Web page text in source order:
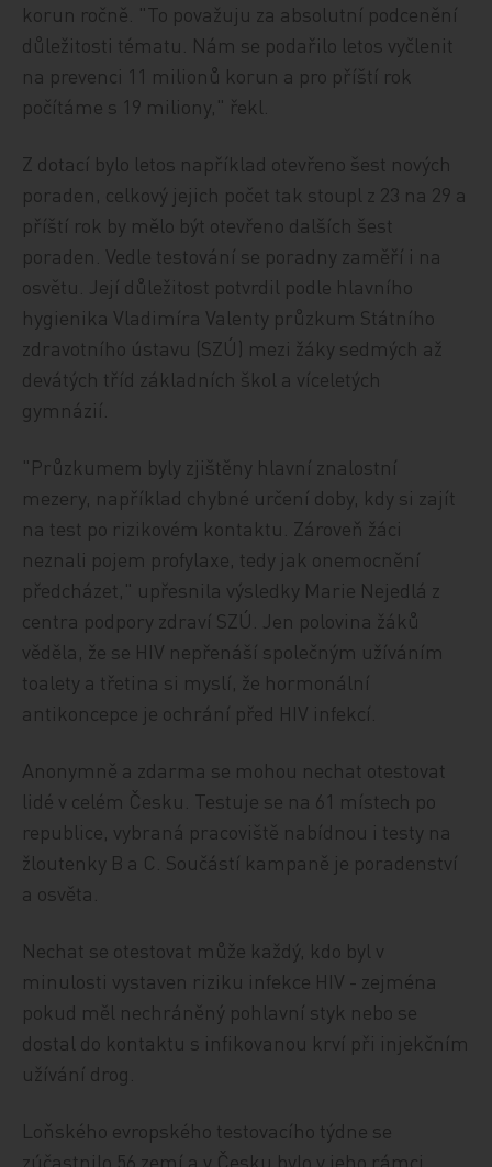
korun ročně. "To považuju za absolutní podcenění
důležitosti tématu. Nám se podařilo letos vyčlenit
na prevenci 11 milionů korun a pro příští rok
počítáme s 19 miliony," řekl.
Z dotací bylo letos například otevřeno šest nových
poraden, celkový jejich počet tak stoupl z 23 na 29 a
příští rok by mělo být otevřeno dalších šest
poraden. Vedle testování se poradny zaměří i na
osvětu. Její důležitost potvrdil podle hlavního
hygienika Vladimíra Valenty průzkum Státního
zdravotního ústavu (SZÚ) mezi žáky sedmých až
devátých tříd základních škol a víceletých
gymnázií.
"Průzkumem byly zjištěny hlavní znalostní
mezery, například chybné určení doby, kdy si zajít
na test po rizikovém kontaktu. Zároveň žáci
neznali pojem profylaxe, tedy jak onemocnění
předcházet," upřesnila výsledky Marie Nejedlá z
centra podpory zdraví SZÚ. Jen polovina žáků
věděla, že se HIV nepřenáší společným užíváním
toalety a třetina si myslí, že hormonální
antikoncepce je ochrání před HIV infekcí.
Anonymně a zdarma se mohou nechat otestovat
lidé v celém Česku. Testuje se na 61 místech po
republice, vybraná pracoviště nabídnou i testy na
žloutenky B a C. Součástí kampaně je poradenství
a osvěta.
Nechat se otestovat může každý, kdo byl v
minulosti vystaven riziku infekce HIV - zejména
pokud měl nechráněný pohlavní styk nebo se
dostal do kontaktu s infikovanou krví při injekčním
užívání drog.
Loňského evropského testovacího týdne se
zúčastnilo 56 zemí a v Česku bylo v jeho rámci